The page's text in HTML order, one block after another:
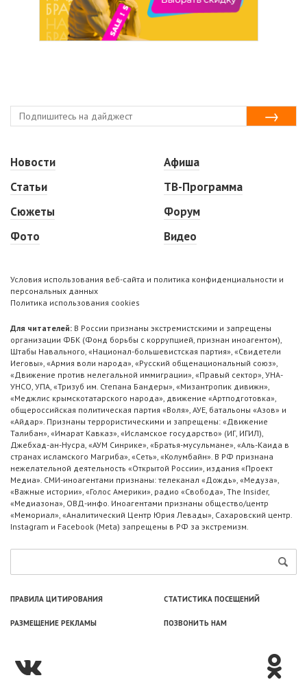
Новости
Статьи
Сюжеты
Фото
Афиша
ТВ-Программа
Форум
Видео
Условия использования веб-сайта и политика конфиденциальности и
персональных данных
Политика использования cookies
Для читателей: В России признаны экстремистскими и запрещены
организации ФБК (Фонд борьбы с коррупцией, признан иноагентом),
Штабы Навального, «Национал-большевистская партия», «Свидетели
Иеговы», «Армия воли народа», «Русский общенациональный союз»,
«Движение против нелегальной иммиграции», «Правый сектор», УНА-
УНСО, УПА, «Тризуб им. Степана Бандеры», «Мизантропик дивижн»,
«Меджлис крымскотатарского народа», движение «Артподготовка»,
общероссийская политическая партия «Воля», АУЕ, батальоны «Азов» и
«Айдар». Признаны террористическими и запрещены: «Движение
Талибан», «Имарат Кавказ», «Исламское государство» (ИГ, ИГИЛ),
Джебхад-ан-Нусра, «АУМ Синрике», «Братья-мусульмане», «Аль-Каида в
странах исламского Магриба», «Сеть», «Колумбайн». В РФ признана
нежелательной деятельность «Открытой России», издания «Проект
Медиа». СМИ-иноагентами признаны: телеканал «Дождь», «Медуза»,
«Важные истории», «Голос Америки», радио «Свобода», The Insider,
«Медиазона», ОВД-инфо. Иноагентами признаны общество/центр
«Мемориал», «Аналитический Центр Юрия Левады», Сахаровский центр.
Instagram и Facebook (Metа) запрещены в РФ за экстремизм.
ПРАВИЛА ЦИТИРОВАНИЯ СТАТИСТИКА ПОСЕЩЕНИЙ
РАЗМЕЩЕНИЕ РЕКЛАМЫ ПОЗВОНИТЬ НАМ